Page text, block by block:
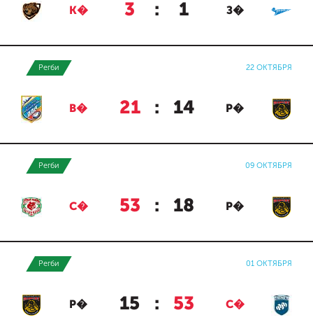
К� 3 : 1 З�
Регби 22 ОКТЯБРЯ
В� 21 : 14 Р�
Регби 09 ОКТЯБРЯ
С� 53 : 18 Р�
Регби 01 ОКТЯБРЯ
Р� 15 : 53 С�